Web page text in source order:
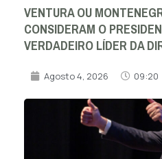
VENTURA OU
CONSIDERAM O
VERDADEIRO LÍDER DA
Agosto 4, 2026 09:20